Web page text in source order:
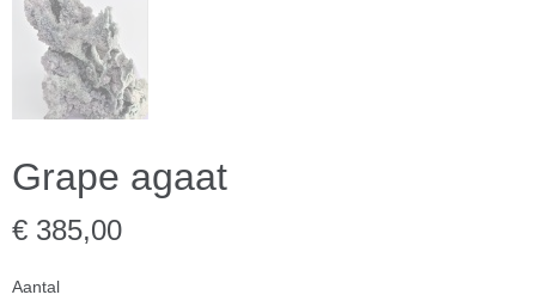
Grape agaat
€ 385,00
Aantal